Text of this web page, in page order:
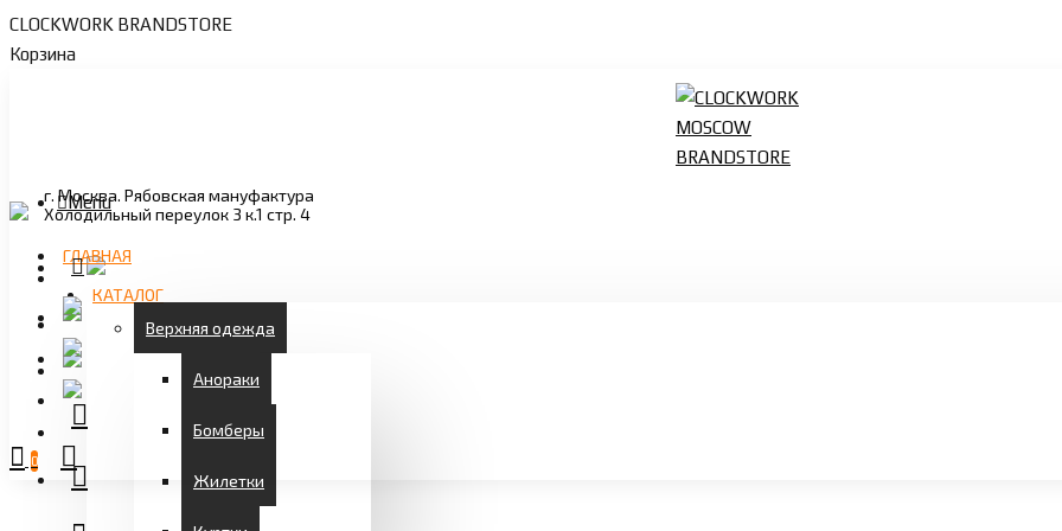
CLOCKWORK BRANDSTORE
Корзина
г. Москва. Рябовская мануфактура
Холодильный переулок 3 к.1 стр. 4
Menu
ГЛАВНАЯ
КАТАЛОГ
Верхняя одежда
Анораки
Бомберы
Жилетки
0